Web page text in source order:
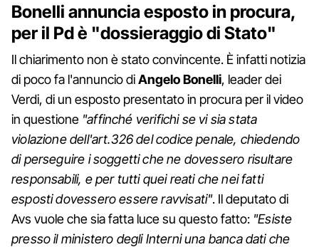
Bonelli annuncia esposto in procura,
per il Pd è "dossieraggio di Stato"
Il chiarimento non è stato convincente. È infatti notizia
di poco fa l'annuncio diAngelo Bonelli, leader dei
Verdi, di un esposto presentato in procura per il video
in questione "affinché verifichi se vi sia stata
violazione dell'art.326 del codice penale, chiedendo
di perseguire i soggetti che ne dovessero risultare
responsabili, e per tutti quei reati che nei fatti
esposti dovessero essere ravvisati". Il deputato di
Avs vuole che sia fatta luce su questo fatto: "Esiste
presso il ministero degli Interni una banca dati che